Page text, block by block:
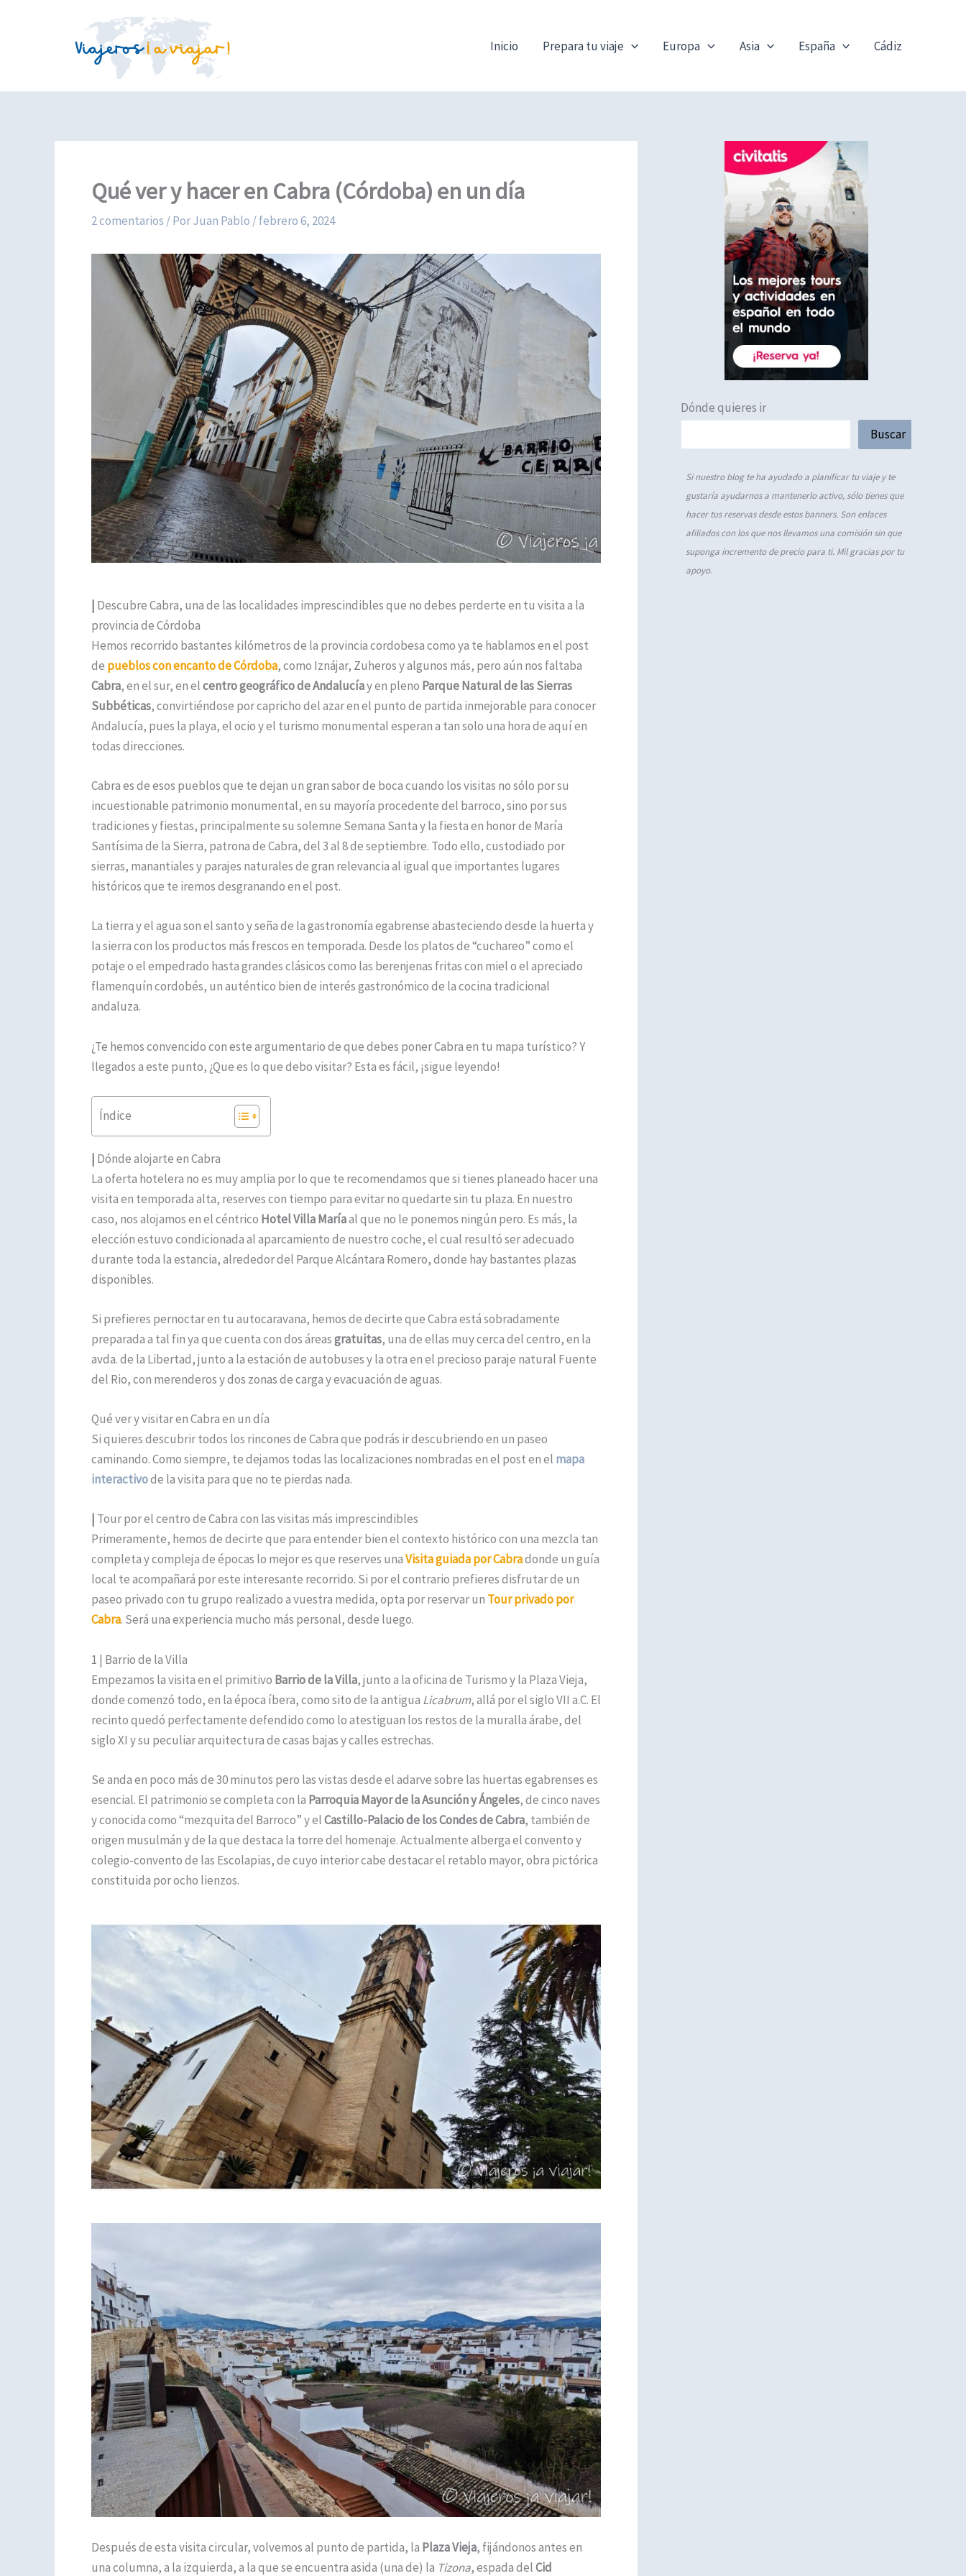
Inicio Prepara tu viaje Europa Asia España Cádiz
Qué ver y hacer en Cabra (Córdoba) en un día
2 comentarios / PorJuan Pablo /febrero 6, 2024
| Descubre Cabra, una de las localidades imprescindibles que no debes perderte en tu visita a la
provincia de Córdoba
Hemos recorrido bastantes kilómetros de la provincia cordobesa como ya te hablamos en el post
de pueblos con encanto de Córdoba, como Iznájar, Zuheros y algunos más, pero aún nos faltaba
Cabra, en el sur, en elcentro geográfico de Andalucíay en pleno Parque Natural de las Sierras
Subbéticas, convirtiéndose por capricho del azar en el punto de partida inmejorable para conocer
Andalucía, pues la playa, el ocio y el turismo monumental esperan a tan solo una hora de aquí en
todas direcciones.
Cabra es de esos pueblos que te dejan un gran sabor de boca cuando los visitas no sólo por su
incuestionable patrimonio monumental, en su mayoría procedente del barroco, sino por sus
tradiciones y fiestas, principalmente su solemne Semana Santa y la fiesta en honor de María
Santísima de la Sierra, patrona de Cabra, del 3 al 8 de septiembre. Todo ello, custodiado por
sierras, manantiales y parajes naturales de gran relevancia al igual que importantes lugares
históricos que te iremos desgranando en el post.
La tierra y el agua son el santo y seña de la gastronomía egabrense abasteciendo desde la huerta y
la sierra con los productos más frescos en temporada. Desde los platos de “cuchareo” como el
potaje o el empedrado hasta grandes clásicos como las berenjenas fritas con miel o el apreciado
flamenquín cordobés, un auténtico bien de interés gastronómico de la cocina tradicional
andaluza.
¿Te hemos convencido con este argumentario de que debes poner Cabra en tu mapa turístico? Y
llegados a este punto, ¿Que es lo que debo visitar? Esta es fácil, ¡sigue leyendo!
Índice
| Dónde alojarte en Cabra
La oferta hotelera no es muy amplia por lo que te recomendamos que si tienes planeado hacer una
visita en temporada alta, reserves con tiempo para evitar no quedarte sin tu plaza. En nuestro
caso, nos alojamos en el céntrico Hotel Villa Maríaal que no le ponemos ningún pero. Es más, la
elección estuvo condicionada al aparcamiento de nuestro coche, el cual resultó ser adecuado
durante toda la estancia, alrededor del Parque Alcántara Romero, donde hay bastantes plazas
disponibles.
Si prefieres pernoctar en tu autocaravana, hemos de decirte que Cabra está sobradamente
preparada a tal fin ya que cuenta con dos áreasgratuitas, una de ellas muy cerca del centro, en la
avda. de la Libertad, junto a la estación de autobuses y la otra en el precioso paraje natural Fuente
del Rio, con merenderos y dos zonas de carga y evacuación de aguas.
Qué ver y visitar en Cabra en un día
Si quieres descubrir todos los rincones de Cabra que podrás ir descubriendo en un paseo
caminando. Como siempre, te dejamos todas las localizaciones nombradas en el post en el mapa
interactivode la visita para que no te pierdas nada.
| Tour por el centro de Cabra con las visitas más imprescindibles
Primeramente, hemos de decirte que para entender bien el contexto histórico con una mezcla tan
completa y compleja de épocas lo mejor es que reserves unaVisita guiada por Cabradonde un guía
local te acompañará por este interesante recorrido. Si por el contrario prefieres disfrutar de un
paseo privado con tu grupo realizado a vuestra medida, opta por reservar un Tour privado por
Cabra. Será una experiencia mucho más personal, desde luego.
1 | Barrio de la Villa
Empezamos la visita en el primitivo Barrio de la Villa, junto a la oficina de Turismo y la Plaza Vieja,
donde comenzó todo, en la época íbera, como sito de la antigua Licabrum, allá por el siglo VII a.C. El
recinto quedó perfectamente defendido como lo atestiguan los restos de la muralla árabe, del
siglo XI y su peculiar arquitectura de casas bajas y calles estrechas.
Se anda en poco más de 30 minutos pero las vistas desde el adarve sobre las huertas egabrenses es
esencial. El patrimonio se completa con la Parroquia Mayor de la Asunción y Ángeles, de cinco naves
y conocida como “mezquita del Barroco” y elCastillo-Palacio de los Condes de Cabra, también de
origen musulmán y de la que destaca la torre del homenaje. Actualmente alberga el convento y
colegio-convento de las Escolapias, de cuyo interior cabe destacar el retablo mayor, obra pictórica
constituida por ocho lienzos.
Después de esta visita circular, volvemos al punto de partida, la Plaza Vieja, fijándonos antes en
una columna, a la izquierda, a la que se encuentra asida (una de) la Tizona, espada delCid
Dónde quieres ir
Buscar
Si nuestro blog te ha ayudado a planificar tu viaje y te
gustaría ayudarnos a mantenerlo activo, sólo tienes que
hacer tus reservas desde estos banners. Son enlaces
afiliados con los que nos llevamos una comisión sin que
suponga incremento de precio para ti. Mil gracias por tu
apoyo.